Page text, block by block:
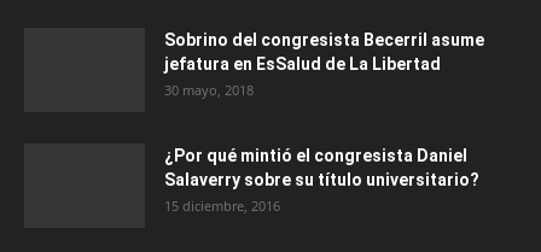
Sobrino del congresista Becerril asume
jefatura en EsSalud de La Libertad
30 mayo, 2018
¿Por qué mintió el congresista Daniel
Salaverry sobre su título universitario?
15 diciembre, 2016